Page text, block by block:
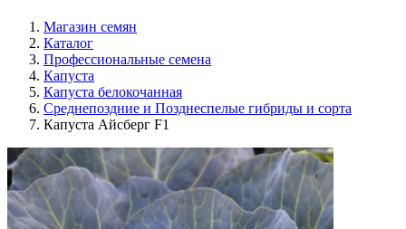
Магазин семян
Каталог
Профессиональные семена
Капуста
Капуста белокочанная
Среднепоздние и Позднеспелые гибриды и сорта
Капуста Айсберг F1